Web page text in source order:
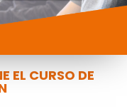
EL CURSO DE